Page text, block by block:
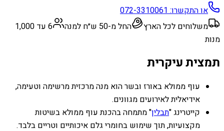
או התקשרו:072-3310061
משלוחים לכל הארץ
החל מ-50 ש״ח למנה
6 עד 1,000
מנות
תמצית עיקרית
עוף ממולא באורז ובשר הוא מנה מרכזית מרשימה וטעימה,
אידיאלית לאירועים מגוונים.
קייטרינג "תבלין" מתמחה בהכנת עוף ממולא בשיטות
מקצועיות, תוך שימוש בחומרי גלם איכותיים וטריים בלבד.